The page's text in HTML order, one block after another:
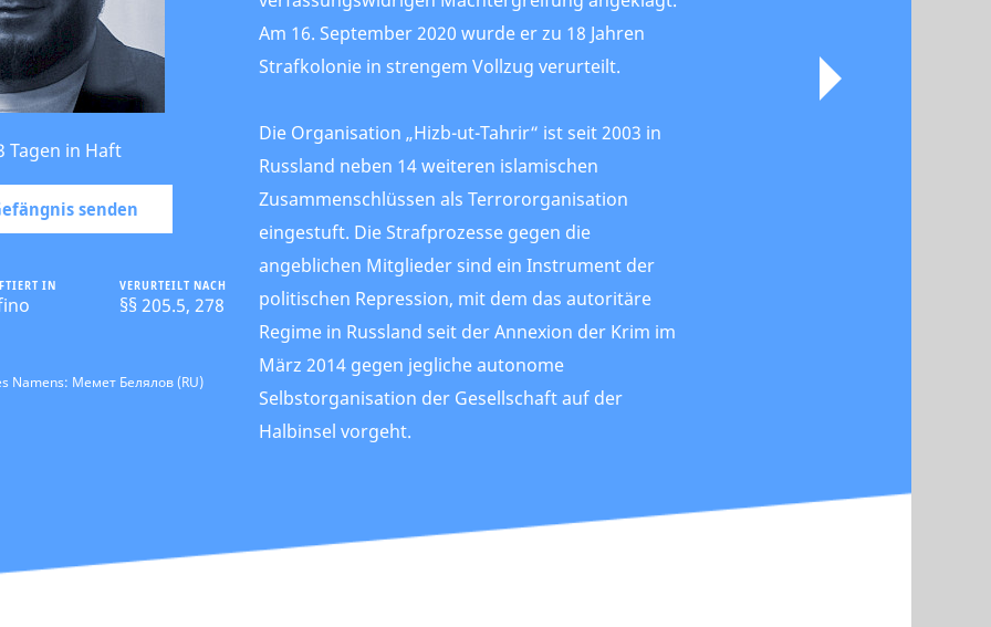
Tagen in Haft
senden
IN VERURTEILT NACH
§§ 205.5, 278
Namens: Мемет Белялов (RU)
Am 16. September 2020 wurde er zu 18 Jahren
Strafkolonie in strengem Vollzug verurteilt.
Die Organisation „Hizb-ut-Tahrir“ ist seit 2003 in
Russland neben 14 weiteren islamischen
Zusammenschlüssen als Terrororganisation
eingestuft. Die Strafprozesse gegen die
angeblichen Mitglieder sind ein Instrument der
politischen Repression, mit dem das autoritäre
Regime in Russland seit der Annexion der Krim im
März 2014 gegen jegliche autonome
Selbstorganisation der Gesellschaft auf der
Halbinsel vorgeht.